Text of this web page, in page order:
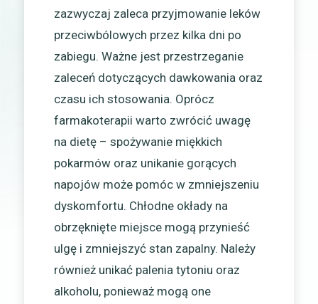
zazwyczaj zaleca przyjmowanie leków
przeciwbólowych przez kilka dni po
zabiegu. Ważne jest przestrzeganie
zaleceń dotyczących dawkowania oraz
czasu ich stosowania. Oprócz
farmakoterapii warto zwrócić uwagę
na dietę – spożywanie miękkich
pokarmów oraz unikanie gorących
napojów może pomóc w zmniejszeniu
dyskomfortu. Chłodne okłady na
obrzęknięte miejsce mogą przynieść
ulgę i zmniejszyć stan zapalny. Należy
również unikać palenia tytoniu oraz
alkoholu, ponieważ mogą one